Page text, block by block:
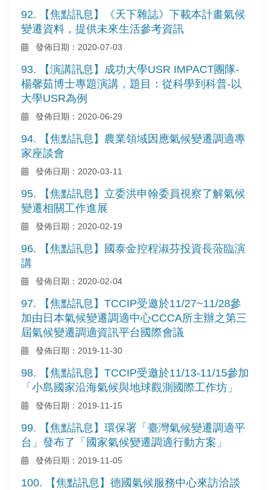
92. 【焦點訊息】《天下雜誌》下載本計畫氣候
變遷資料，提供未來生活參考資訊
發佈日期：2020-07-03
93. 【演講訊息】成功大學USR IMPACT團隊-
楊馨茹博士專題演講，題目：從科學到科普-以
大學USR為例
發佈日期：2020-06-29
94. 【焦點訊息】農業領域因應氣候變遷調適專
家座談會
發佈日期：2020-03-11
95. 【焦點訊息】立委洪申翰委員視察了解氣候
變遷相關工作進展
發佈日期：2020-02-19
96. 【焦點訊息】國泰金控程淑芬投資長蒞臨演
講
發佈日期：2020-02-04
97. 【焦點訊息】TCCIP受邀於11/27~11/28參
加由日本氣候變遷調適中心CCCA所主辦之第三
屆氣候變遷調適資訊平台國際會議
發佈日期：2019-11-30
98. 【焦點訊息】TCCIP受邀於11/13-11/15參加
「小島國家沿海氣候與地球觀測國際工作坊」
發佈日期：2019-11-15
99. 【焦點訊息】環保署「臺灣氣候變遷調適平
台」發布了「國家氣候變遷調適行動方案」
發佈日期：2019-11-05
100. 【焦點訊息】德國氣候服務中心來訪洽談